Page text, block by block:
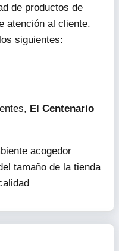
de productos de
atención al cliente.
siguientes:
El Centenario
acogedor
tamaño de la tienda